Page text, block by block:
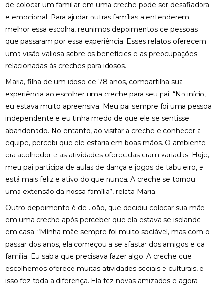
de colocar um familiar em uma creche pode ser desafiadora
e emocional. Para ajudar outras famílias a entenderem
melhor essa escolha, reunimos depoimentos de pessoas
que passaram por essa experiência. Esses relatos oferecem
uma visão valiosa sobre os benefícios e as preocupações
relacionadas às creches para idosos.
Maria, filha de um idoso de 78 anos, compartilha sua
experiência ao escolher uma creche para seu pai. “No início,
eu estava muito apreensiva. Meu pai sempre foi uma pessoa
independente e eu tinha medo de que ele se sentisse
abandonado. No entanto, ao visitar a creche e conhecer a
equipe, percebi que ele estaria em boas mãos. O ambiente
era acolhedor e as atividades oferecidas eram variadas. Hoje,
meu pai participa de aulas de dança e jogos de tabuleiro, e
está mais feliz e ativo do que nunca. A creche se tornou
uma extensão da nossa família”, relata Maria.
Outro depoimento é de João, que decidiu colocar sua mãe
em uma creche após perceber que ela estava se isolando
em casa. “Minha mãe sempre foi muito sociável, mas com o
passar dos anos, ela começou a se afastar dos amigos e da
família. Eu sabia que precisava fazer algo. A creche que
escolhemos oferece muitas atividades sociais e culturais, e
isso fez toda a diferença. Ela fez novas amizades e agora